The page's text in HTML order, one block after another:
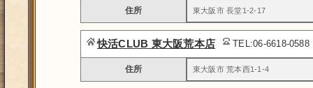
住所 東大阪市 長堂1-2-17
快活CLUB 東大阪荒本店 TEL:06-6618-0588
住所 東大阪市 荒本西1-1-4